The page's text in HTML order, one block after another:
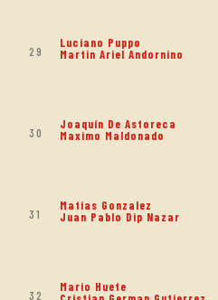
29
Luciano Puppo
Martin Ariel Andornino
30
Joaquín De Astoreca
Maximo Maldonado
31
Matias Gonzalez
Juan Pablo Dip Nazar
32
Mario Huete